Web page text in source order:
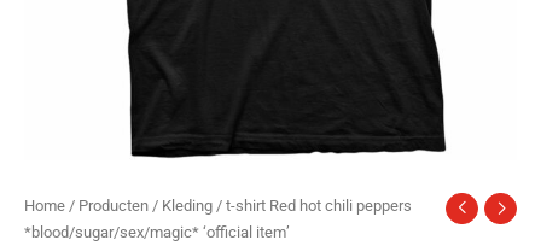
Home / Producten / Kleding / t-shirt Red hot chili peppers
*blood/sugar/sex/magic* ‘official item’